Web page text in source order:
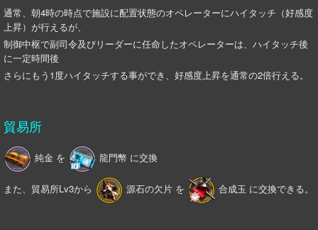
通常、朝4時の時点で施設に配置状態のオペレーターにハイタッチ（好感度
上昇）が行えるが、
制御中枢で副司令及びリーダーに任命したオペレーターは、ハイタッチ後
に一定時間後
さらにもう1度ハイタッチする事ができ、好感度上昇を通常の2倍行える。
貿易所
純金 を 龍門幣 に交換
また、貿易所Lv3から 源石の欠片 を 合成玉 に交換できる。